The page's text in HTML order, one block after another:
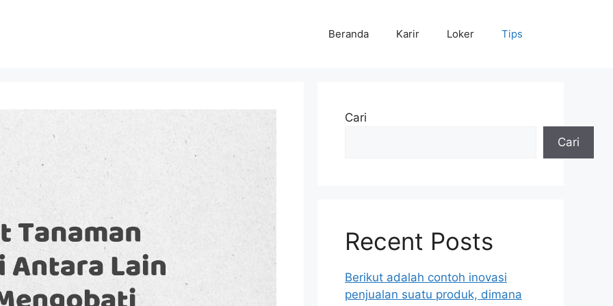
Beranda Karir Loker Tips
Cari
Cari
Recent Posts
Berikut adalah contoh inovasi
penjualan suatu produk, dimana